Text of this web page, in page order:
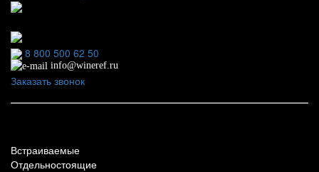
8 800 500 62 50
info@wineref.ru
Заказать звонок
Встраиваемые
Отдельностоящие